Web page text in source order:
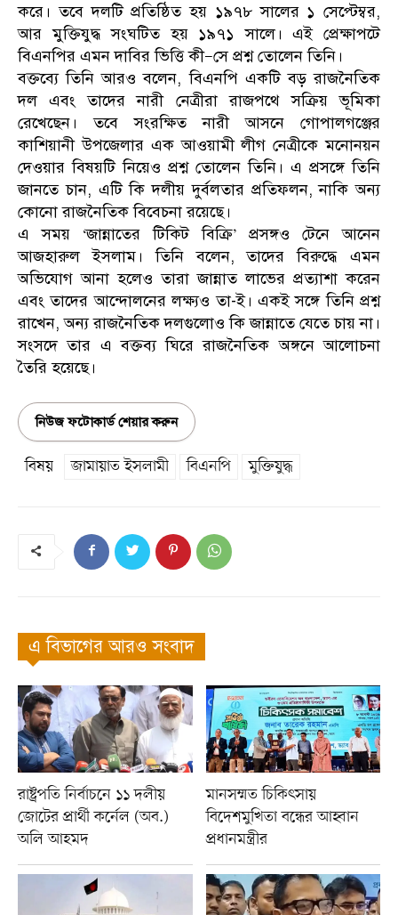
করে। তবে দলটি প্রতিষ্ঠিত হয় ১৯৭৮ সালের ১ সেপ্টেম্বর,
আর মুক্তিযুদ্ধ সংঘটিত হয় ১৯৭১ সালে। এই প্রেক্ষাপটে
বিএনপির এমন দাবির ভিত্তি কী—সে প্রশ্ন তোলেন তিনি।
বক্তব্যে তিনি আরও বলেন, বিএনপি একটি বড় রাজনৈতিক
দল এবং তাদের নারী নেত্রীরা রাজপথে সক্রিয় ভূমিকা
রেখেছেন। তবে সংরক্ষিত নারী আসনে গোপালগঞ্জের
কাশিয়ানী উপজেলার এক আওয়ামী লীগ নেত্রীকে মনোনয়ন
দেওয়ার বিষয়টি নিয়েও প্রশ্ন তোলেন তিনি। এ প্রসঙ্গে তিনি
জানতে চান, এটি কি দলীয় দুর্বলতার প্রতিফলন, নাকি অন্য
কোনো রাজনৈতিক বিবেচনা রয়েছে।
এ সময় ‘জান্নাতের টিকিট বিক্রি’ প্রসঙ্গও টেনে আনেন
আজহারুল ইসলাম। তিনি বলেন, তাদের বিরুদ্ধে এমন
অভিযোগ আনা হলেও তারা জান্নাত লাভের প্রত্যাশা করেন
এবং তাদের আন্দোলনের লক্ষ্যও তা-ই। একই সঙ্গে তিনি প্রশ্ন
রাখেন, অন্য রাজনৈতিক দলগুলোও কি জান্নাতে যেতে চায় না।
সংসদে তার এ বক্তব্য ঘিরে রাজনৈতিক অঙ্গনে আলোচনা
তৈরি হয়েছে।
নিউজ ফটোকার্ড শেয়ার করুন
বিষয় জামায়াত ইসলামী বিএনপি মুক্তিযুদ্ধ
এ বিভাগের আরও সংবাদ
রাষ্ট্রপতি নির্বাচনে ১১ দলীয়
জোটের প্রার্থী কর্নেল (অব.)
অলি আহমদ
মানসম্মত চিকিৎসায়
বিদেশমুখিতা বন্ধের আহ্বান
প্রধানমন্ত্রীর